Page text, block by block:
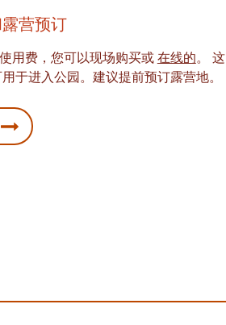
营预订
用费，您可以现场购买或 在线的。 这
用于进入公园。建议提前预订露营地。